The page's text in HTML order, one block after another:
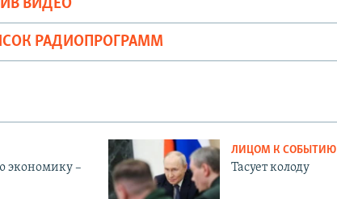
ВИДЕО
РАДИОПРОГРАММ
экономику –
ЛИЦОМ К СОБЫТИЮ
Тасует колоду